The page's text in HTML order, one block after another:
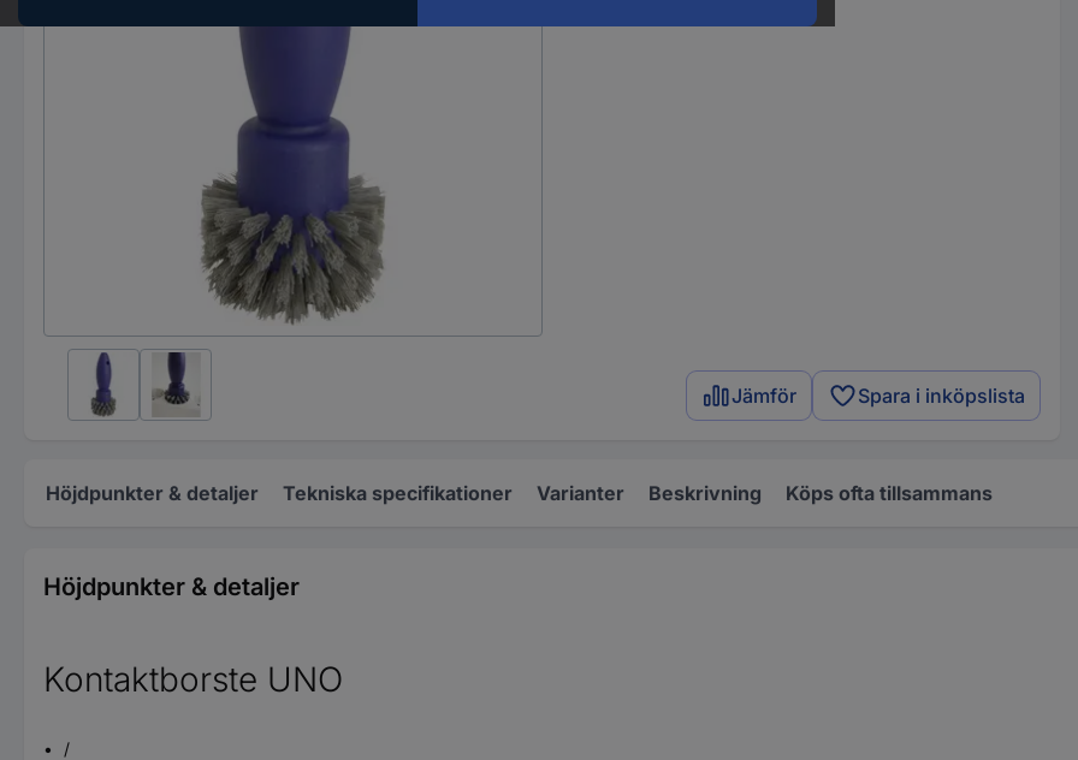
Jämför Spara i inköpslista
Höjdpunkter & detaljer Tekniska specifikationer Varianter Beskrivning Köps ofta tillsammans
Höjdpunkter & detaljer
Kontaktborste UNO
/